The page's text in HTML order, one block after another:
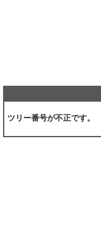
ツリー番号が不正です。